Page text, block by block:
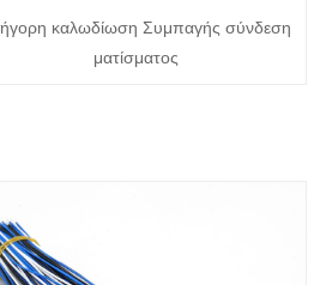
καλωδίωση Συμπαγής σύνδεση
ματίσματος